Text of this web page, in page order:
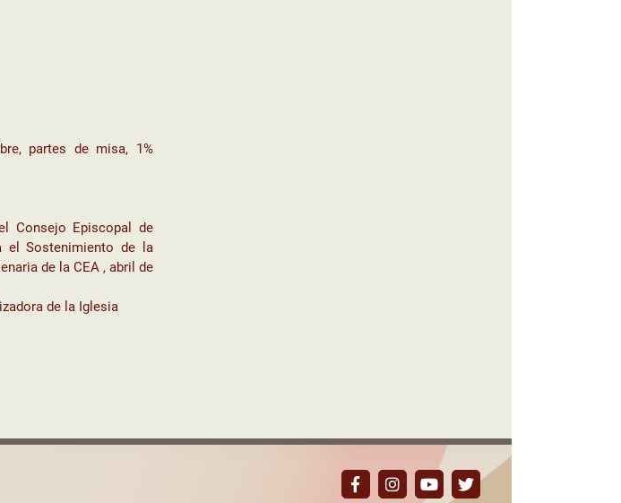
partes de misa, 1%
Consejo Episcopal de
el Sostenimiento de la
de la CEA , abril de
de la Iglesia